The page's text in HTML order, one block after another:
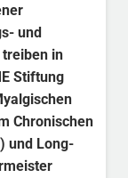
und
treiben in
Stiftung
Chronischen
und Long-